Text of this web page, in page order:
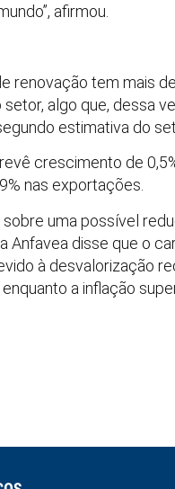
afirmou.
renovação tem mais
algo que, dessa
estimativa do
crescimento de
nas exportações.
uma possível
Anfavea disse que o
à desvalorização
a inflação